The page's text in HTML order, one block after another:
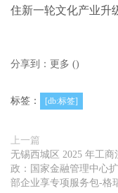
住新一轮文化产业升
分享到： 更多 ()
标签： [db:标签]
上一篇
无锡西城区 2025 年工商
政：国家金融管理中心
部企业享专项服务包-格